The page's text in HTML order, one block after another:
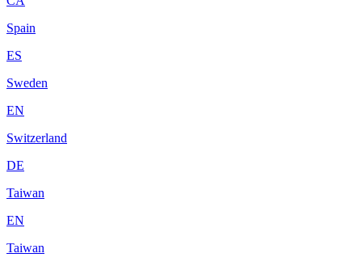
Spain
ES
Sweden
EN
Switzerland
DE
Taiwan
EN
Taiwan